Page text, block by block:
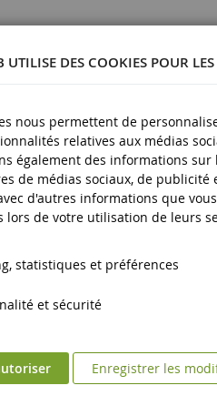
UTILISE DES COOKIES POUR
nous permettent de
relatives aux médias
également des informations
de médias sociaux, de
d'autres informations que
lors de votre utilisation de leurs
statistiques et préférences
et sécurité
Enregistrer les